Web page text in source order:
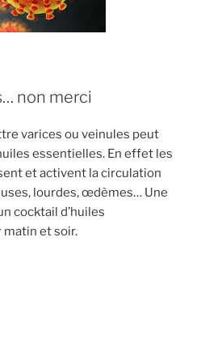
non merci
varices ou veinules peut
essentielles. En effet les
et activent la circulation
lourdes, œdèmes… Une
cocktail d’huiles
matin et soir.